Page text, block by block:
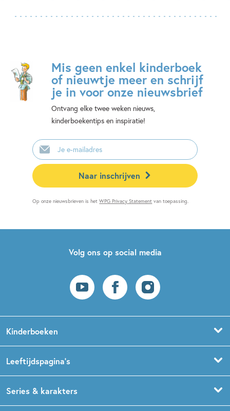
Mis geen enkel kinderboek
of nieuwtje meer en schrijf
je in voor onze nieuwsbrief
Ontvang elke twee weken nieuws,
kinderboekentips en inspiratie!
E-
mailadres
Naar inschrijven
Op onze nieuwsbrieven is hetWPG Privacy Statement van toepassing.
Volg ons op social media
Kinderboeken
Prentenboeken
Leeftijdspagina’s
Boekentips 1,5 - 3 jaar
Series & karakters